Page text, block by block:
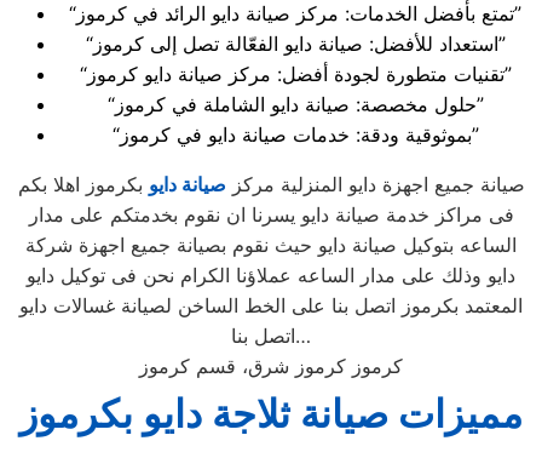
“تمتع بأفضل الخدمات: مركز صيانة دايو الرائد في كرموز”
“استعداد للأفضل: صيانة دايو الفعّالة تصل إلى كرموز”
“تقنيات متطورة لجودة أفضل: مركز صيانة دايو كرموز”
“حلول مخصصة: صيانة دايو الشاملة في كرموز”
“بموثوقية ودقة: خدمات صيانة دايو في كرموز”
صيانة جميع اجهزة دايو المنزلية مركز صيانة دايو بكرموز اهلا بكم
فى مراكز خدمة صيانة دايو يسرنا ان نقوم بخدمتكم على مدار
الساعه بتوكيل صيانة دايو حيث نقوم بصيانة جميع اجهزة شركة
دايو وذلك على مدار الساعه عملاؤنا الكرام نحن فى توكيل دايو
المعتمد بكرموز اتصل بنا على الخط الساخن لصيانة غسالات دايو
اتصل بنا…
كرموز كرموز شرق، قسم كرموز
مميزات صيانة ثلاجة دايو بكرموز